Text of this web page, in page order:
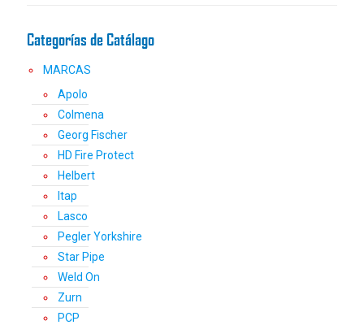
página
producto
Categorías de Catálago
MARCAS
Apolo
Colmena
Georg Fischer
HD Fire Protect
Helbert
Itap
Lasco
Pegler Yorkshire
Star Pipe
Weld On
Zurn
PCP